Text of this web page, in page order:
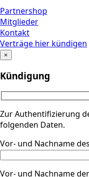
Partnershop
Mitglieder
Kontakt
Verträge hier kündigen
×
Kündigung
Zur Authentifizierung
folgenden Daten.
Vor- und Nachname
Vor- und Nachname